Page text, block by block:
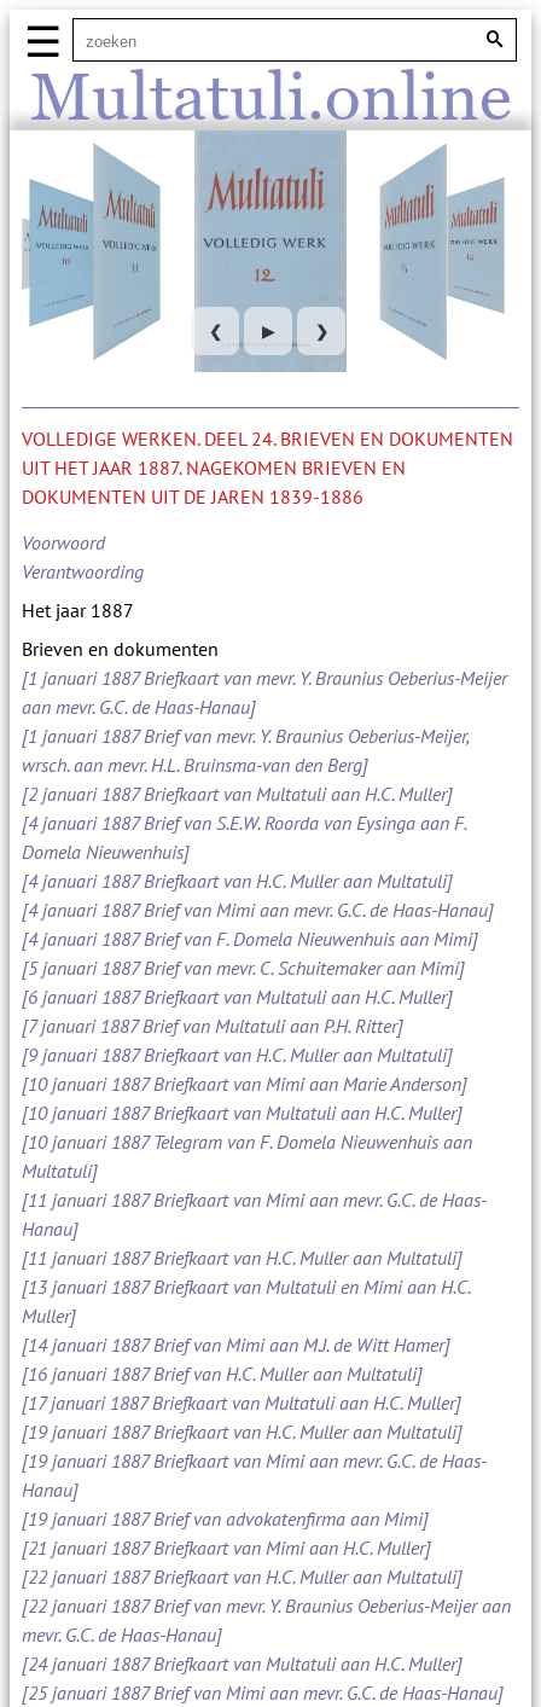
Multatuli.online
☰
❮ ▶ ❯
VOLLEDIGE WERKEN. DEEL 24. BRIEVEN EN DOKUMENTEN
UIT HET JAAR 1887. NAGEKOMEN BRIEVEN EN
DOKUMENTEN UIT DE JAREN 1839-1886
Voorwoord
Verantwoording
Het jaar 1887
Brieven en dokumenten
[1 januari 1887 Briefkaart van mevr. Y. Braunius Oeberius-Meijer
aan mevr. G.C. de Haas-Hanau]
[1 januari 1887 Brief van mevr. Y. Braunius Oeberius-Meijer,
wrsch. aan mevr. H.L. Bruinsma-van den Berg]
[2 januari 1887 Briefkaart van Multatuli aan H.C. Muller]
[4 januari 1887 Brief van S.E.W. Roorda van Eysinga aan F.
Domela Nieuwenhuis]
[4 januari 1887 Briefkaart van H.C. Muller aan Multatuli]
[4 januari 1887 Brief van Mimi aan mevr. G.C. de Haas-Hanau]
[4 januari 1887 Brief van F. Domela Nieuwenhuis aan Mimi]
[5 januari 1887 Brief van mevr. C. Schuitemaker aan Mimi]
[6 januari 1887 Briefkaart van Multatuli aan H.C. Muller]
[7 januari 1887 Brief van Multatuli aan P.H. Ritter]
[9 januari 1887 Briefkaart van H.C. Muller aan Multatuli]
[10 januari 1887 Briefkaart van Mimi aan Marie Anderson]
[10 januari 1887 Briefkaart van Multatuli aan H.C. Muller]
[10 januari 1887 Telegram van F. Domela Nieuwenhuis aan
Multatuli]
[11 januari 1887 Briefkaart van Mimi aan mevr. G.C. de Haas-
Hanau]
[11 januari 1887 Briefkaart van H.C. Muller aan Multatuli]
[13 januari 1887 Briefkaart van Multatuli en Mimi aan H.C.
Muller]
[14 januari 1887 Brief van Mimi aan M.J. de Witt Hamer]
[16 januari 1887 Brief van H.C. Muller aan Multatuli]
[17 januari 1887 Briefkaart van Multatuli aan H.C. Muller]
[19 januari 1887 Briefkaart van H.C. Muller aan Multatuli]
[19 januari 1887 Briefkaart van Mimi aan mevr. G.C. de Haas-
Hanau]
[19 januari 1887 Brief van advokatenfirma aan Mimi]
[21 januari 1887 Briefkaart van Mimi aan H.C. Muller]
[22 januari 1887 Briefkaart van H.C. Muller aan Multatuli]
[22 januari 1887 Brief van mevr. Y. Braunius Oeberius-Meijer aan
mevr. G.C. de Haas-Hanau]
[24 januari 1887 Briefkaart van Multatuli aan H.C. Muller]
[25 januari 1887 Brief van Mimi aan mevr. G.C. de Haas-Hanau]